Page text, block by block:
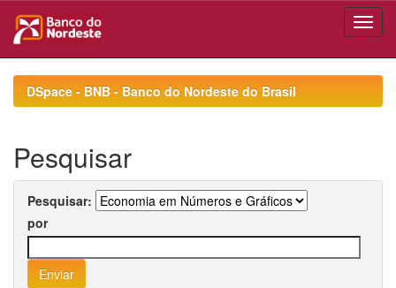
navigationDSpace - BNB - Banco do Nordeste do Brasil
Pesquisar
Pesquisar:
por